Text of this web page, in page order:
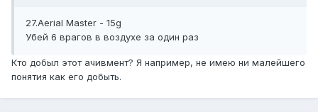
27.Aerial Master - 15g
Убей 6 врагов в воздухе за один раз
Кто добыл этот ачивмент? Я например, не имею ни малейшего
понятия как его добыть.